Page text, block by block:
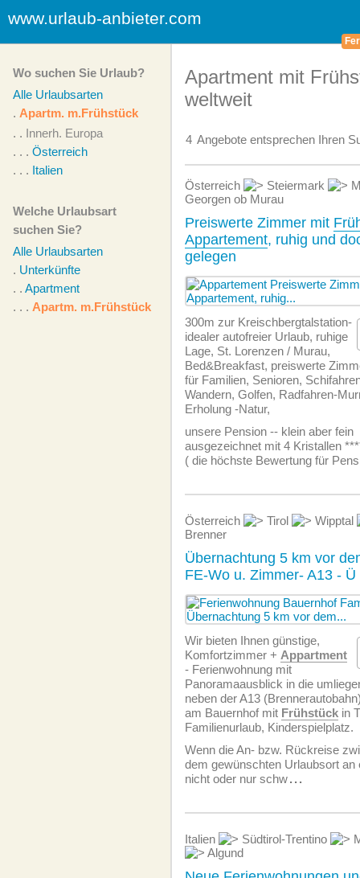
www.urlaub-anbieter.com
Wo suchen Sie Urlaub?
Alle Urlaubsarten
. Apartm. m.Frühstück
. . Innerh. Europa
. . . Österreich
. . . Italien
Welche Urlaubsart
suchen Sie?
Alle Urlaubsarten
. Unterkünfte
. . Apartment
. . . Apartm. m.Frühstück
Apartment mit
weltweit
4 Angebote entsprechen Ihren
Österreich Steiermark
Georgen ob Murau
Preiswerte Zimmer mit
Appartement, ruhig und
gelegen
300m zur Kreischbergtalstation-
idealer autofreier Urlaub, ruhige
Lage, St. Lorenzen / Murau,
Bed&Breakfast, preiswerte
für Familien, Senioren,
Wandern, Golfen, Radfahren-
Erholung -Natur,
unsere Pension -- klein aber fein
ausgezeichnet mit 4 Kristallen
( die höchste Bewertung für
Österreich Tirol
Wipptal
Brenner
Übernachtung 5 km vor
FE-Wo u. Zimmer- A13 -
Wir bieten Ihnen günstige,
Komfortzimmer + Appartment
- Ferien­wohnung mit
Panoramaausblick in die
neben der A13
am Bauernhof mit Frühstück in
Familienurlaub, Kinderspielplatz.
Wenn die An- bzw. Rückreise
dem gewünschten Urlaubsort an
nicht oder nur schw...
Italien Südtirol-Trentino
Algund